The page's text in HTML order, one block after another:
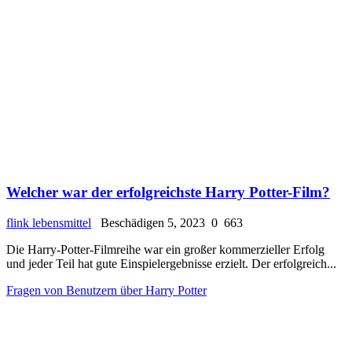
Welcher war der erfolgreichste Harry Potter-Film?
flink lebensmittel Beschädigen 5, 2023 0 663
Die Harry-Potter-Filmreihe war ein großer kommerzieller Erfolg
und jeder Teil hat gute Einspielergebnisse erzielt. Der erfolgreich...
Fragen von Benutzern über Harry Potter